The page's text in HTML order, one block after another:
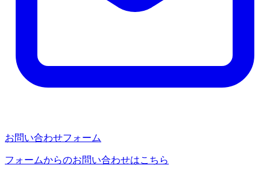
お問い合わせフォーム
フォームからのお問い合わせはこちら